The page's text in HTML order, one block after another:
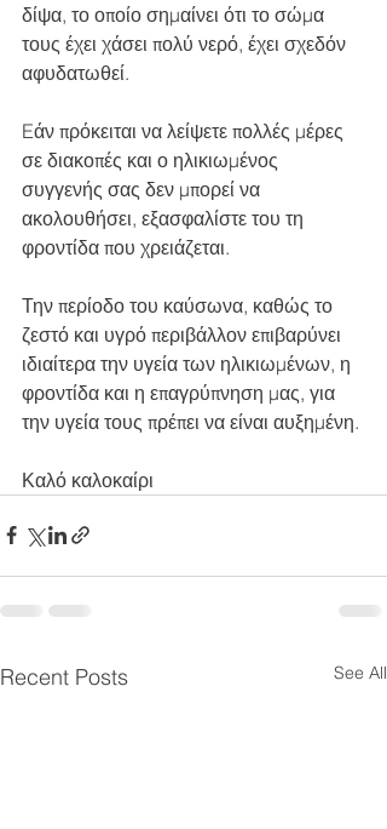
δίψα, το οποίο σημαίνει ότι το σώμα
τους έχει χάσει πολύ νερό, έχει σχεδόν
αφυδατωθεί.
Eάν πρόκειται να λείψετε πολλές μέρες
σε διακοπές και ο ηλικιωμένος
συγγενής σας δεν μπορεί να
ακολουθήσει, εξασφαλίστε του τη
φροντίδα που χρειάζεται.
Την περίοδο του καύσωνα, καθώς το
ζεστό και υγρό περιβάλλον επιβαρύνει
ιδιαίτερα την υγεία των ηλικιωμένων, η
φροντίδα και η επαγρύπνηση μας, για
την υγεία τους πρέπει να είναι αυξημένη.
Καλό καλοκαίρι
Recent Posts See All